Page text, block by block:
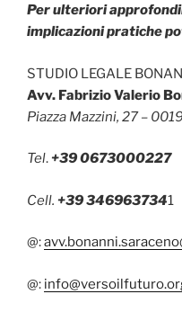
Per ulteriori
implicazioni pratiche
STUDIO LEGALE
Avv. Fabrizio Valerio
Piazza Mazzini, 27 –
Tel.+39 0673000227
Cell. +39 3469637341
@:
@: